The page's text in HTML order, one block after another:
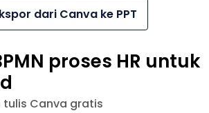
dari Canva ke PPT
proses HR untuk
Canva gratis